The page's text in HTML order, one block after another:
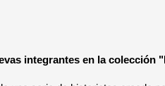
integrantes en la colección